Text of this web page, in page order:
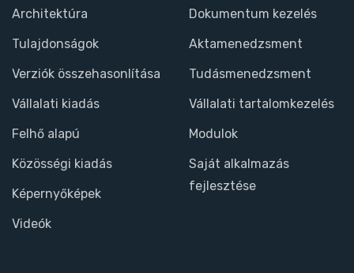
Architektúra
Tulajdonságok
Verziók összehasonlítása
Vállalati kiadás
Felhő alapú
Közösségi kiadás
Képernyőképek
Videók
Dokumentum kezelés
Aktamenedzsment
Tudásmenedzsment
Vállalati tartalomkezelés
Modulok
Saját alkalmazás
fejlesztése